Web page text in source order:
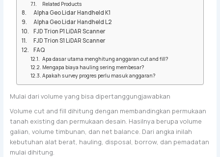
Related Products
Alpha Geo Lidar Handheld K1
Alpha Geo Lidar Handheld L2
FJD Trion P1 LiDAR Scanner
FJD Trion S1 LiDAR Scanner
FAQ
Apa dasar utama menghitung anggaran cut and fill?
Mengapa biaya hauling sering membesar?
Apakah survey progres perlu masuk anggaran?
Mulai dari volume yang bisa dipertanggungjawabkan
Volume cut and fill dihitung dengan membandingkan permukaan
tanah existing dan permukaan desain. Hasilnya berupa volume
galian, volume timbunan, dan net balance. Dari angka inilah
kebutuhan alat berat, hauling, disposal, borrow, dan pemadatan
mulai dihitung.